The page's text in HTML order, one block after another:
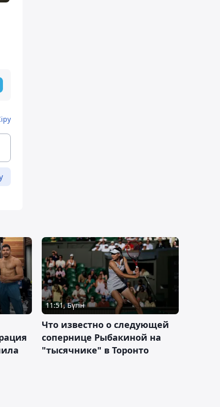
11:51, Бүгін
Что известно о следующей
сопернице Рыбакиной на
"тысячнике" в Торонто